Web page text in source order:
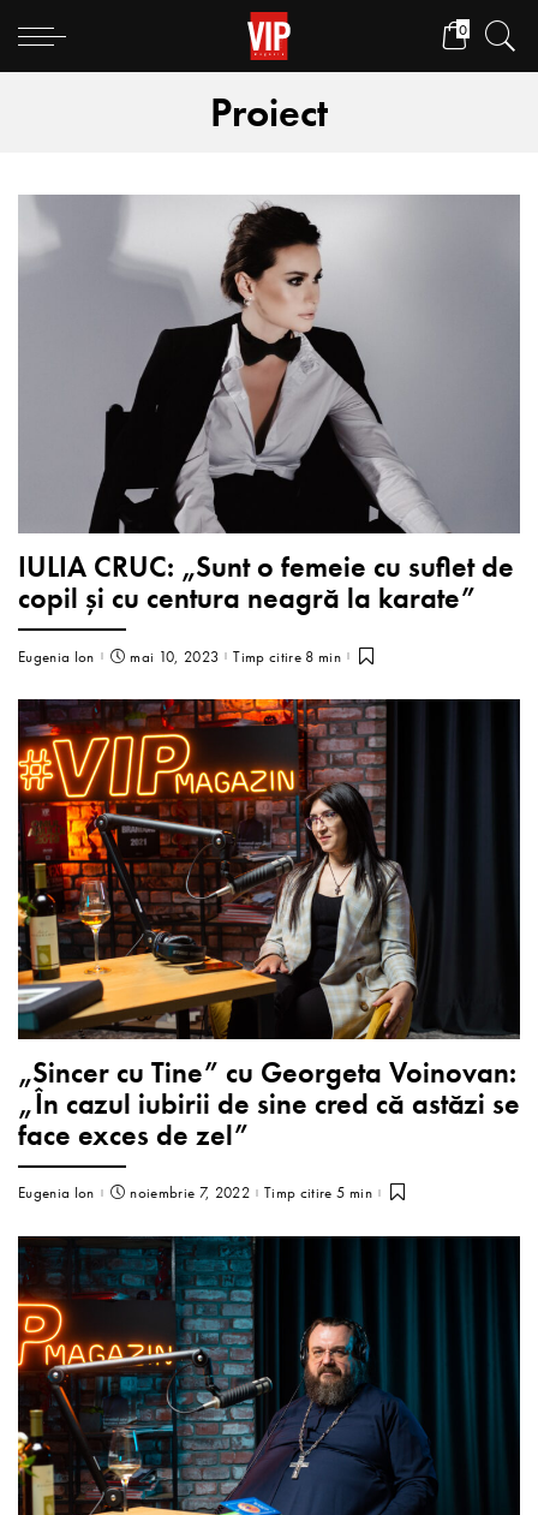
0
Proiect
IULIA CRUC: „Sunt o femeie cu suflet de
copil și cu centura neagră la karate”
Eugenia Ion mai 10, 2023 Timp citire 8 min
„Sincer cu Tine” cu Georgeta Voinovan:
„În cazul iubirii de sine cred că astăzi se
face exces de zel”
Eugenia Ion noiembrie 7, 2022 Timp citire 5 min